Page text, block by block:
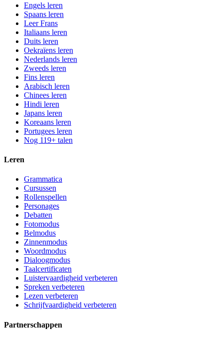
Engels leren
Spaans leren
Leer Frans
Italiaans leren
Duits leren
Oekraïens leren
Nederlands leren
Zweeds leren
Fins leren
Arabisch leren
Chinees leren
Hindi leren
Japans leren
Koreaans leren
Portugees leren
Nog 119+ talen
Leren
Grammatica
Cursussen
Rollenspellen
Personages
Debatten
Fotomodus
Belmodus
Zinnenmodus
Woordmodus
Dialoogmodus
Taalcertificaten
Luistervaardigheid verbeteren
Spreken verbeteren
Lezen verbeteren
Schrijfvaardigheid verbeteren
Partnerschappen